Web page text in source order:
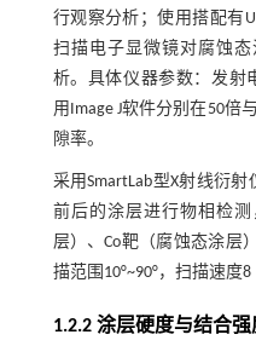
行观察分析；使用搭配有
扫描电子显微镜对腐蚀
析。具体仪器参数：发射
用Image J软件分别在50倍
隙率。
采用SmartLab型X射线衍
前后的涂层进行物相检
层）、Co靶（腐蚀态涂层
描范围10°~90°，扫描速度8
1.2.2 涂层硬度与结合强